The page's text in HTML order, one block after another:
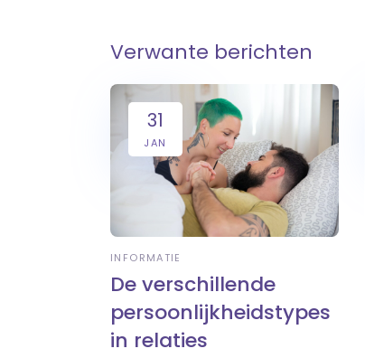
Verwante berichten
31
JAN
INFORMATIE
De verschillende
persoonlijkheidstypes
in relaties